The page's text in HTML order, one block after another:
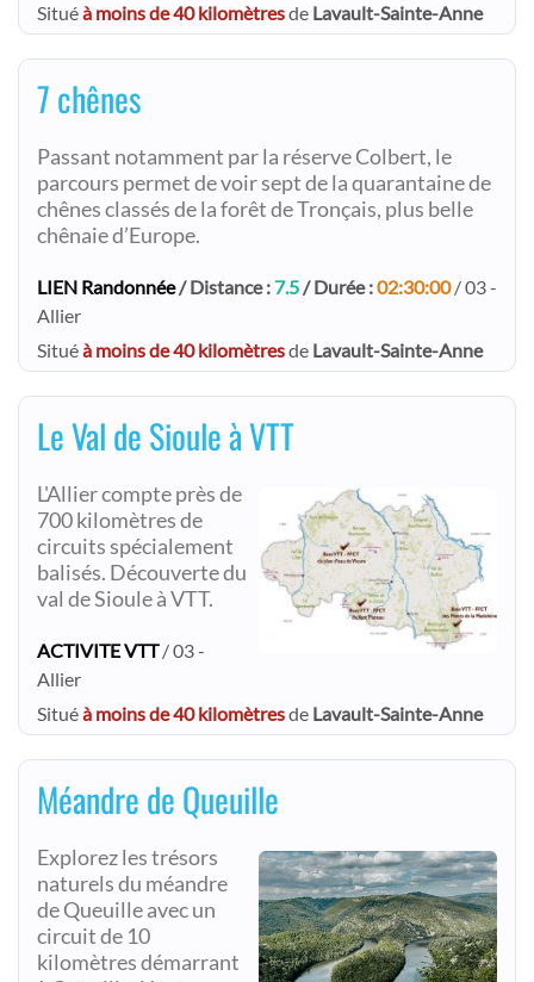
Situéà moins de 40 kilomètresde Lavault-Sainte-Anne
7 chênes
Passant notamment par la réserve Colbert, le
parcours permet de voir sept de la quarantaine de
chênes classés de la forêt de Tronçais, plus belle
chênaie d’Europe.
LIEN Randonnée/ Distance : 7.5/ Durée :02:30:00/ 03 -
Allier
Situéà moins de 40 kilomètresde Lavault-Sainte-Anne
Le Val de Sioule à VTT
L'Allier compte près de
700 kilomètres de
circuits spécialement
balisés. Découverte du
val de Sioule à VTT.
ACTIVITE VTT/ 03 -
Allier
Situéà moins de 40 kilomètresde Lavault-Sainte-Anne
Méandre de Queuille
Explorez les trésors
naturels du méandre
de Queuille avec un
circuit de 10
kilomètres démarrant